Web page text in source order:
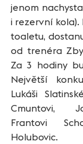
jenom
i rezervní kola).
toaletu,
od trenéra
Za 3 hodiny
Největší
Lukáši
Cmuntovi,
Frantovi
Holubovic.